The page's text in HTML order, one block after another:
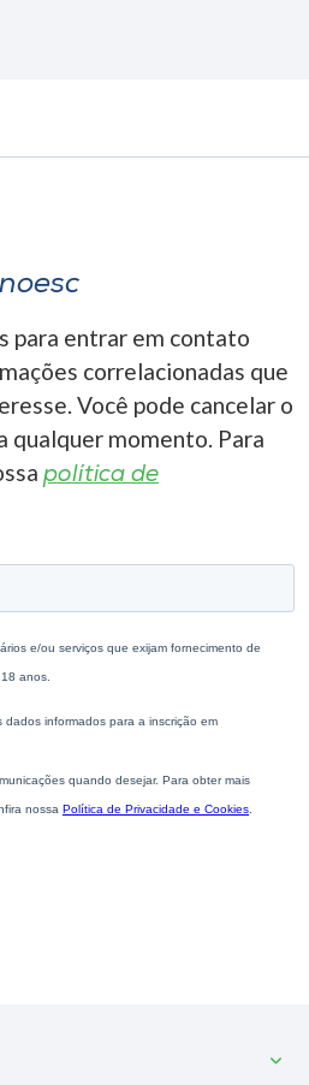
para entrar em contato
correlacionadas que
Você pode cancelar o
qualquer momento. Para
política de